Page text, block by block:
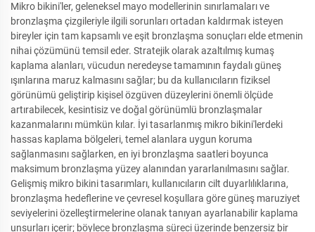
Mikro bikini'ler, geleneksel mayo modellerinin sınırlamaları ve
bronzlaşma çizgileriyle ilgili sorunları ortadan kaldırmak isteyen
bireyler için tam kapsamlı ve eşit bronzlaşma sonuçları elde etmenin
nihai çözümünü temsil eder. Stratejik olarak azaltılmış kumaş
kaplama alanları, vücudun neredeyse tamamının faydalı güneş
ışınlarına maruz kalmasını sağlar; bu da kullanıcıların fiziksel
görünümü geliştirip kişisel özgüven düzeylerini önemli ölçüde
artırabilecek, kesintisiz ve doğal görünümlü bronzlaşmalar
kazanmalarını mümkün kılar. İyi tasarlanmış mikro bikini'lerdeki
hassas kaplama bölgeleri, temel alanlara uygun koruma
sağlanmasını sağlarken, en iyi bronzlaşma saatleri boyunca
maksimum bronzlaşma yüzey alanından yararlanılmasını sağlar.
Gelişmiş mikro bikini tasarımları, kullanıcıların cilt duyarlılıklarına,
bronzlaşma hedeflerine ve çevresel koşullara göre güneş maruziyet
seviyelerini özelleştirmelerine olanak tanıyan ayarlanabilir kaplama
unsurları içerir; böylece bronzlaşma süreci üzerinde benzersiz bir